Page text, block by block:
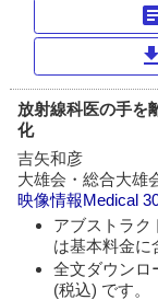
download
放射線科医の手を
化
吉矢和彦
大雄会・総合大雄
映像情報Medical
アブストラク
は基本料金に
全文ダウンロ
(税込) です。